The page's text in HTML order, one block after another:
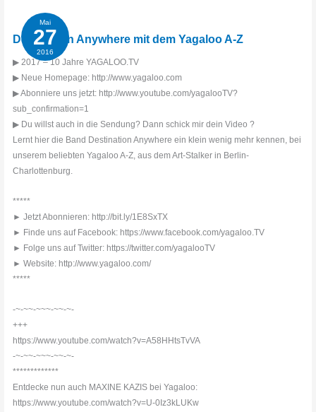
Mai
27
2016
Destination Anywhere mit dem Yagaloo A-Z
▶ 2017 – 10 Jahre YAGALOO.TV
▶ Neue Homepage: http://www.yagaloo.com
▶ Abonniere uns jetzt: http://www.youtube.com/yagalooTV?
sub_confirmation=1
▶ Du willst auch in die Sendung? Dann schick mir dein Video ?
Lernt hier die Band Destination Anywhere ein klein wenig mehr kennen, bei
unserem beliebten Yagaloo A-Z, aus dem Art-Stalker in Berlin-
Charlottenburg.
*****
► Jetzt Abonnieren: http://bit.ly/1E8SxTX
► Finde uns auf Facebook: https://www.facebook.com/yagaloo.TV
► Folge uns auf Twitter: https://twitter.com/yagalooTV
► Website: http://www.yagaloo.com/
*****
-~-~~-~~~-~~-~-
+++
https://www.youtube.com/watch?v=A58HHtsTvVA
-~-~~-~~~-~~-~-
*************
Entdecke nun auch MAXINE KAZIS bei Yagaloo:
https://www.youtube.com/watch?v=U-0Iz3kLUKw